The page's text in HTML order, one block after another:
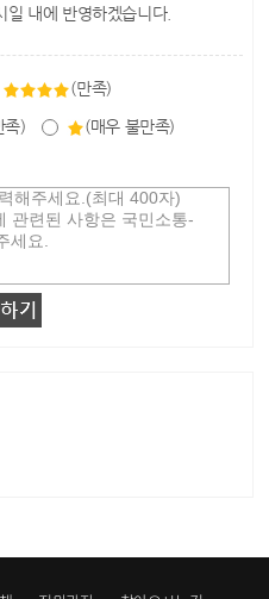
내에 반영하겠습니다.
(만족)
족) (매우 불만족)